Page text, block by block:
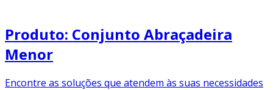
Produto: Conjunto Abraçadeira
Menor
Encontre as soluções que atendem às suas necessidades